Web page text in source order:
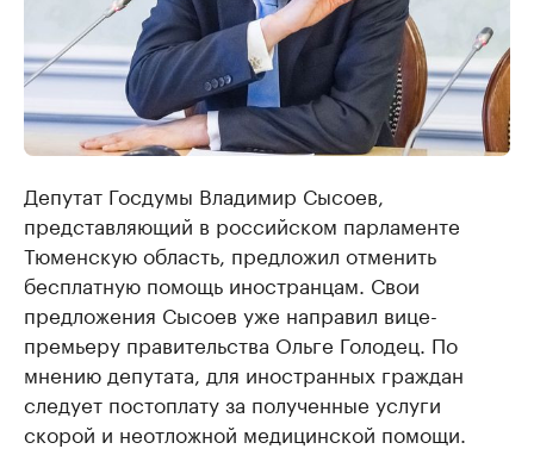
Депутат Госдумы Владимир Сысоев,
представляющий в российском парламенте
Тюменскую область, предложил отменить
бесплатную помощь иностранцам. Свои
предложения Сысоев уже направил вице-
премьеру правительства Ольге Голодец. По
мнению депутата, для иностранных граждан
следует постоплату за полученные услуги
скорой и неотложной медицинской помощи.